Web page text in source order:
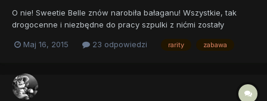
O nie! Sweetie Belle znów narobiła bałaganu! Wszystkie, tak
drogocenne i niezbędne do pracy szpulki z nićmi zostały
najszybciej odnaleźć wszystkie z nich, by dokończyć zlecenie
Maj 16, 2015 23 odpowiedzi rarity zabawa